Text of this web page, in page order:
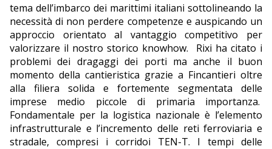
tema dell’imbarco dei marittimi italiani sottolineando la
necessità di non perdere competenze e auspicando un
approccio orientato al vantaggio competitivo per
valorizzare il nostro storico knowhow.
Rixi ha citato i
problemi dei dragaggi dei porti ma anche il buon
momento della cantieristica grazie a Fincantieri oltre
alla filiera solida e fortemente segmentata delle
imprese medio piccole di primaria importanza.
Fondamentale per la logistica nazionale è l’elemento
infrastrutturale e l’incremento delle reti ferroviaria e
stradale, compresi i corridoi TEN-T. I tempi delle